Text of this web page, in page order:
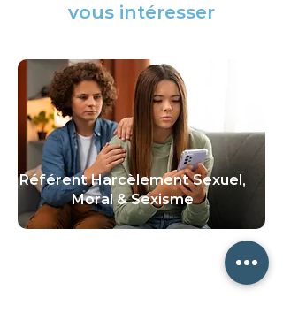
vous intéresser
Référent Harcèlement Sexuel,
Moral & Sexisme